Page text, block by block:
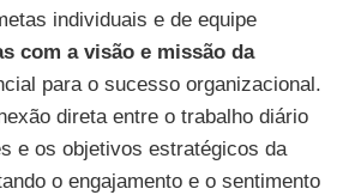
individuais e de equipe
com a visão e missão da
para o sucesso organizacional.
direta entre o trabalho diário
e os objetivos estratégicos da
o engajamento e o sentimento